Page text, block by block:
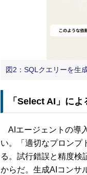
図2：SQLクエリーを生
「Select AI」に
AIエージェントの導
い。「適切なプロンプ
る。試行錯誤と精度検
からだ。生成AIコンサ